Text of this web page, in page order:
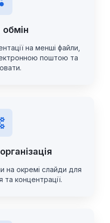
обмін
на менші файли,
поштою та
на окремі слайди для
концентрації.